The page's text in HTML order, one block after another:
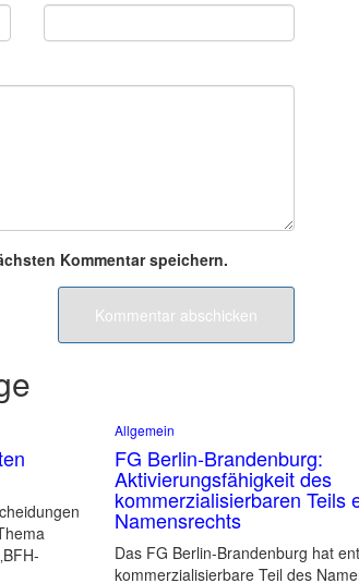
Kommentar speichern.
Allgemein
FG Berlin-Brandenburg:
Aktivierungsfähigkeit des
kommerzialisierbaren Teils
Namensrechts
Das FG Berlin-Brandenburg hat
kommerzialisierbare Teil des